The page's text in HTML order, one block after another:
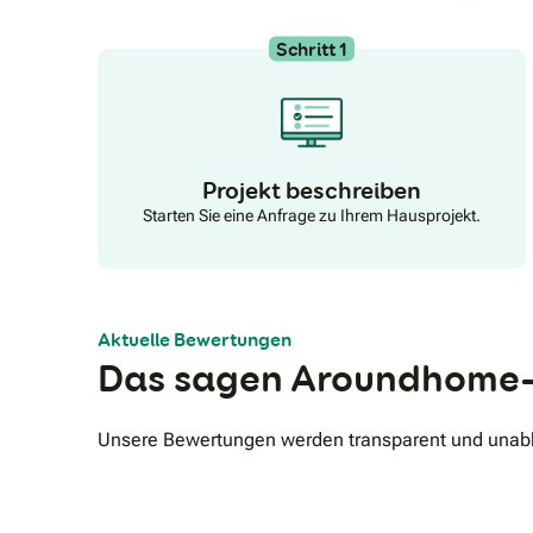
Schritt 1
Projekt beschreiben
Starten Sie eine Anfrage zu Ihrem Hausprojekt.
Aktuelle Bewertungen
Das sagen
Unsere Bewertungen werden transparent und